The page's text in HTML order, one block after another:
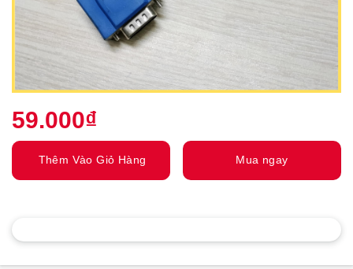
59.000₫
Thêm Vào Giỏ Hàng Mua ngay